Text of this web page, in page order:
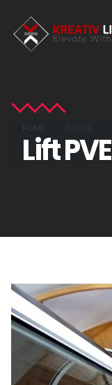
Lift PVE